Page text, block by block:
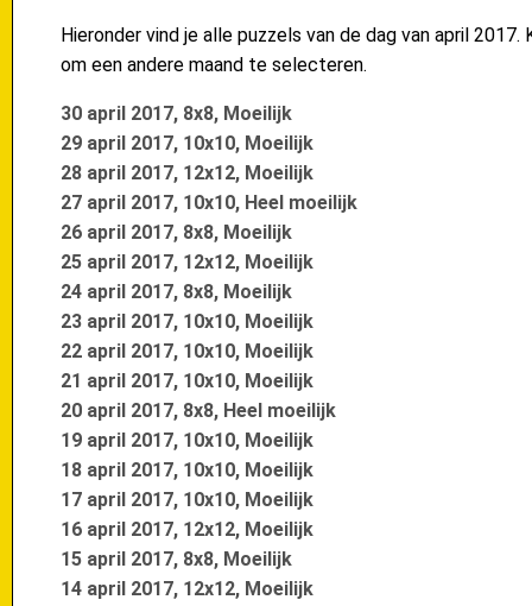
Hieronder vind je alle puzzels van de dag van april 2017.
om een andere maand te selecteren.
30 april 2017, 8x8, Moeilijk
29 april 2017, 10x10, Moeilijk
28 april 2017, 12x12, Moeilijk
27 april 2017, 10x10, Heel moeilijk
26 april 2017, 8x8, Moeilijk
25 april 2017, 12x12, Moeilijk
24 april 2017, 8x8, Moeilijk
23 april 2017, 10x10, Moeilijk
22 april 2017, 10x10, Moeilijk
21 april 2017, 10x10, Moeilijk
20 april 2017, 8x8, Heel moeilijk
19 april 2017, 10x10, Moeilijk
18 april 2017, 10x10, Moeilijk
17 april 2017, 10x10, Moeilijk
16 april 2017, 12x12, Moeilijk
15 april 2017, 8x8, Moeilijk
14 april 2017, 12x12, Moeilijk